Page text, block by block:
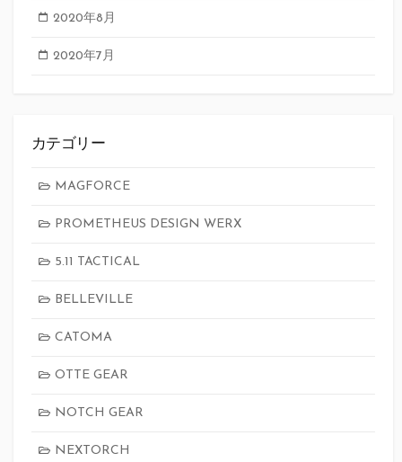
2020年8月
2020年7月
カテゴリー
MAGFORCE
PROMETHEUS DESIGN WERX
5.11 TACTICAL
BELLEVILLE
CATOMA
OTTE GEAR
NOTCH GEAR
NEXTORCH